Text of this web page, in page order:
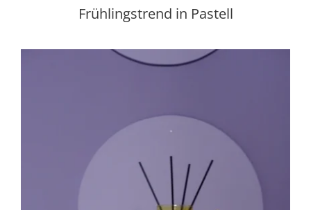
Frühlingstrend in Pastell